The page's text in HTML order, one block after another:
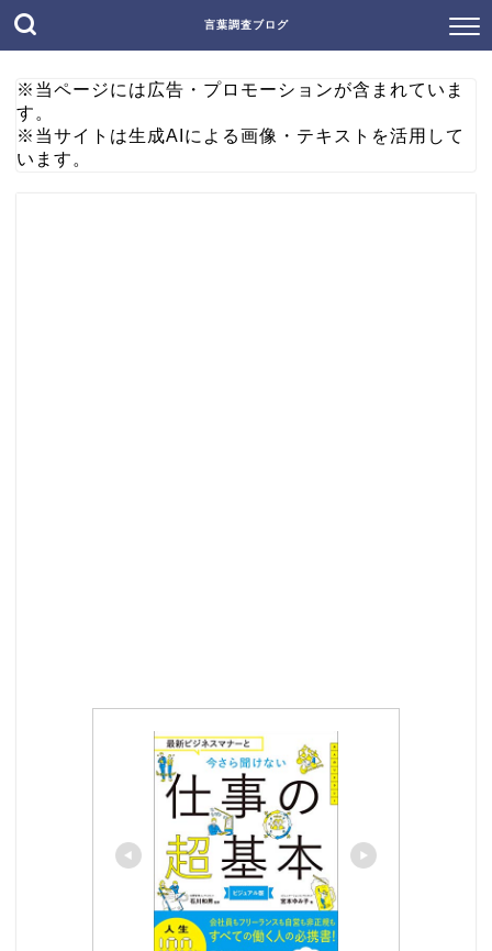
言葉調査ブログ
※当ページには広告・プロモーションが含まれていま
す。
※当サイトは生成AIによる画像・テキストを活用して
います。